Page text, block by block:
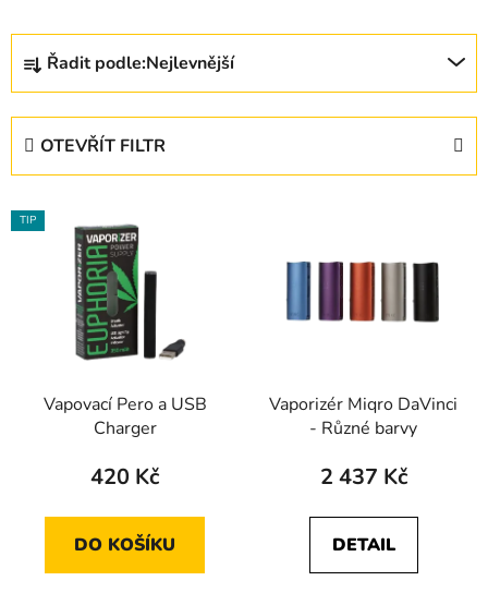
Ř
z
p
Řadit podle:Nejlevnější
OTEVŘÍT FILTR
V
ý
TIP
Vapovací Pero a USB
Charger
420 Kč
DO KOŠÍKU
Vaporizér Miqro DaVinci
- Různé barvy
2 437 Kč
DETAIL